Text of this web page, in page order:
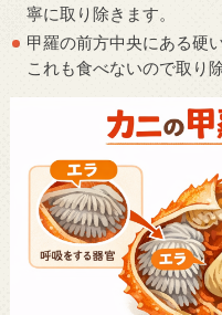
寧に取り除きます。
甲羅の前方中央にある硬
これも食べないので取り